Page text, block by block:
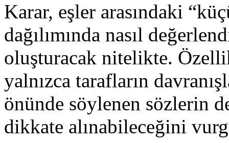
Karar, eşler arasındaki
dağılımında nasıl
oluşturacak nitelikte.
yalnızca tarafların
önünde söylenen sözlerin
dikkate alınabileceğini